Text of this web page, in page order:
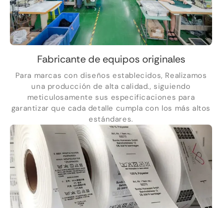
Fabricante de equipos originales
Para marcas con diseños establecidos, Realizamos
una producción de alta calidad., siguiendo
meticulosamente sus especificaciones para
garantizar que cada detalle cumpla con los más altos
estándares.